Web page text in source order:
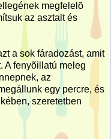
megfelelõ
az asztalt és
a sok fáradozást, amit
A fenyõillatú meleg
az
egy percre, és
szeretetben